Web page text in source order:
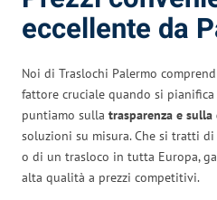
eccellente da
Noi di Traslochi Palermo
fattore cruciale quando si
puntiamo sulla trasparenza e sulla
soluzioni su misura. Che si tratti
o di un trasloco in tutta Europa,
alta qualità a prezzi competitivi.